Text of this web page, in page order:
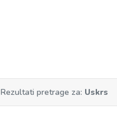
Rezultati pretrage za: Uskrs